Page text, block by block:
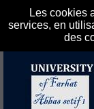
Les cookies
services, en
des
كلية